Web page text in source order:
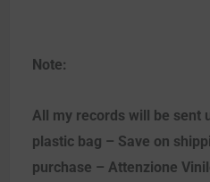
Note:
All my records will be sent
plastic bag – Save on
purchase – Attenzione